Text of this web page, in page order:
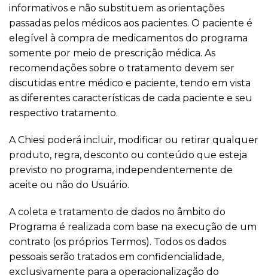
informativos e não substituem as orientações
passadas pelos médicos aos pacientes. O paciente é
elegível à compra de medicamentos do programa
somente por meio de prescrição médica. As
recomendações sobre o tratamento devem ser
discutidas entre médico e paciente, tendo em vista
as diferentes características de cada paciente e seu
respectivo tratamento.
A Chiesi poderá incluir, modificar ou retirar qualquer
produto, regra, desconto ou conteúdo que esteja
previsto no programa, independentemente de
aceite ou não do Usuário.
A coleta e tratamento de dados no âmbito do
Programa é realizada com base na execução de um
contrato (os próprios Termos). Todos os dados
pessoais serão tratados em confidencialidade,
exclusivamente para a operacionalização do